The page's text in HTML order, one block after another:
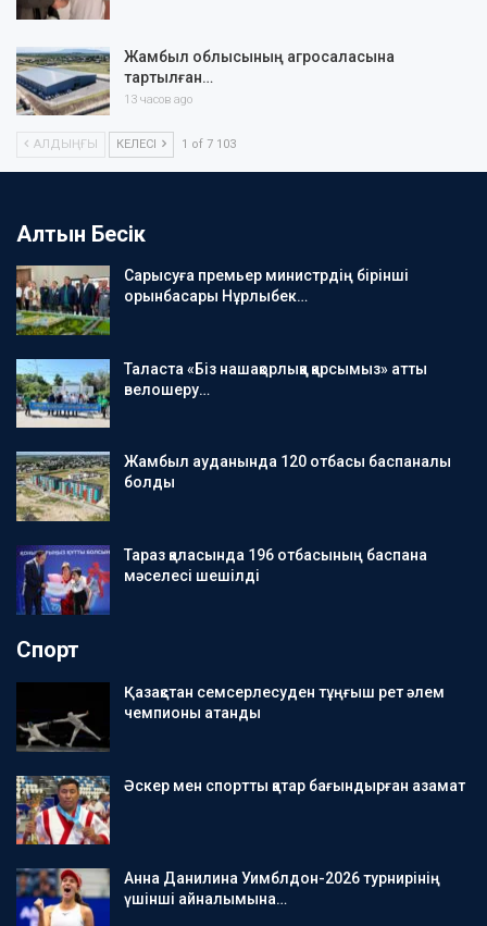
Жамбыл облысының агросаласына
тартылған…
13 часов ago
АЛДЫҢҒЫ КЕЛЕСІ 1 of 7 103
Алтын Бесік
Сарысуға премьер министрдің бірінші
орынбасары Нұрлыбек…
Таласта «Біз нашақорлыққа қарсымыз» атты
велошеру…
Жамбыл ауданында 120 отбасы баспаналы
болды
Тараз қаласында 196 отбасының баспана
мәселесі шешілді
Спорт
Қазақстан семсерлесуден тұңғыш рет әлем
чемпионы атанды
Әскер мен спортты қатар бағындырған азамат
Анна Данилина Уимблдон-2026 турнирінің
үшінші айналымына…